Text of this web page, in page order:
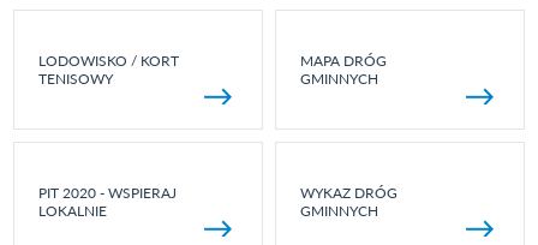
LODOWISKO / KORT
TENISOWY
MAPA DRÓG
GMINNYCH
PIT 2020 - WSPIERAJ
LOKALNIE
WYKAZ DRÓG
GMINNYCH